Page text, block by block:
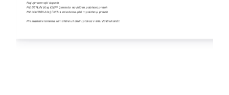
Najvýznamnejší úspech:
ME BERLÍN 2014 (GER): 9. miesto na 400 m polohový pretek
ME LONDÝN 2015 (UK): 11. .miesto na 400 m polohový pretek
Pre zranenie ramena som aktívnu kariéru plavca v roku 2016 ukončil.